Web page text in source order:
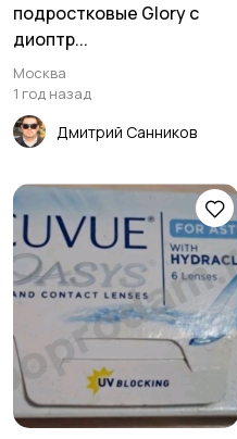
подростковые Glory с
диоптр...
Москва
1 год назад
Дмитрий Санников